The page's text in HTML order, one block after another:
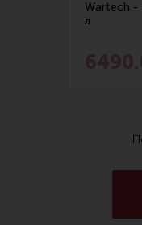
Wartech -
л